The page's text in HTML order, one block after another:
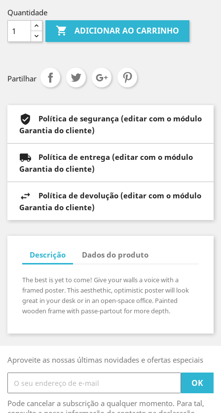
Quantidade
 ADICIONAR AO CARRINHO
Partilhar
Política de segurança (editar com o módulo
Garantia do cliente)
Política de entrega (editar com o módulo
Garantia do cliente)
Política de devolução (editar com o módulo
Garantia do cliente)
Descrição Dados do produto
The best is yet to come! Give your walls a voice with a
framed poster. This aesthethic, optimistic poster will look
great in your desk or in an open-space office. Painted
wooden frame with passe-partout for more depth.
Aproveite as nossas últimas novidades e ofertas especiais
Pode cancelar a subscrição a qualquer momento. Para tal,